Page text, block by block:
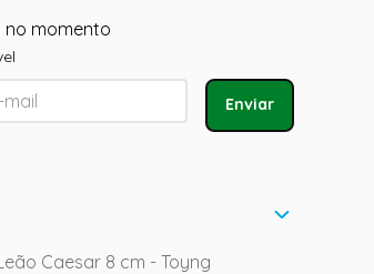
no momento
Enviar
Caesar 8 cm - Toyng